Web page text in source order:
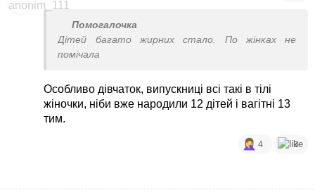
Помогалочка
Дітей багато жирних стало. По жінках не
помічала
Особливо дівчаток, випускниці всі такі в тілі
жіночки, ніби вже народили 12 дітей і вагітні 13
тим.
4 3